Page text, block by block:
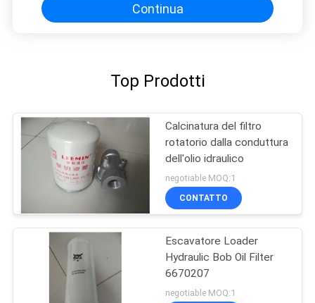
Continua
Top Prodotti
Calcinatura del filtro
rotatorio dalla conduttura
dell'olio idraulico
negotiable MOQ:1
CONTATTO
Escavatore Loader
Hydraulic Bob Oil Filter
6670207
negotiable MOQ:1